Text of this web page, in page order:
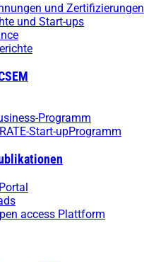
und Zertifizierungen
und Start-ups
Programm
Start-upProgramm
access Plattform